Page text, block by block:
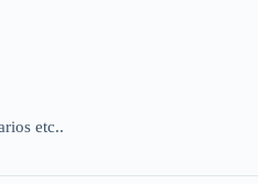
etc..